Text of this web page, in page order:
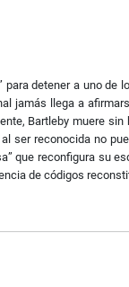
detener a uno
jamás llega a
Bartleby muere
ser reconocida no
que reconfigura su
de códigos